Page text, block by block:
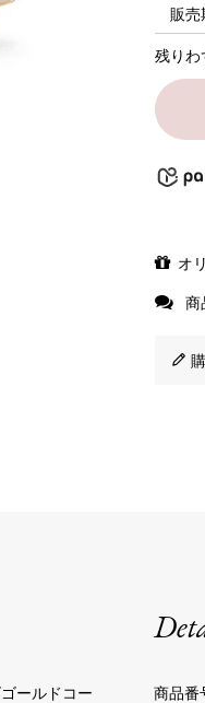
販売
残りわ
オ
商
ールドコー